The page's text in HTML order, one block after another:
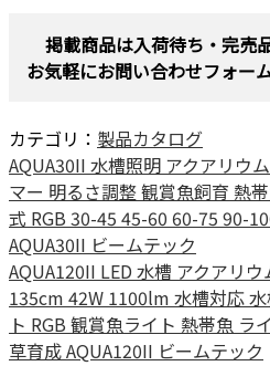
掲載商品は入荷待ち・完売
お気軽にお問い合わせフォー
カテゴリ： 製品カタログ
AQUA30II 水槽照明 アクアリウ
マー 明るさ調整 観賞魚飼育 熱
式 RGB 30-45 45-60 60-75 90-
AQUA30II ビームテック
AQUA120II LED 水槽 アクアリ
135cm 42W 1100lm 水槽対応
ト RGB 観賞魚ライト 熱帯魚 ラ
草育成 AQUA120II ビームテック